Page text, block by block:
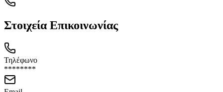
Στοιχεία Επικοινωνίας
Τηλέφωνο
********